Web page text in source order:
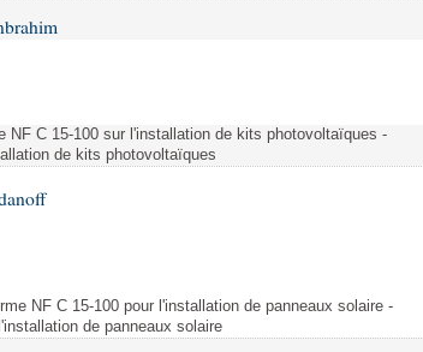
NF C 15-100 sur l'installation de kits photovoltaïques -
de kits photovoltaïques
NF C 15-100 pour l'installation de panneaux solaire -
de panneaux solaire